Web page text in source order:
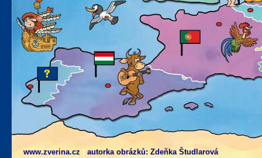
www.zverina.cz autorka obrázků: Zdeňka Študlarová